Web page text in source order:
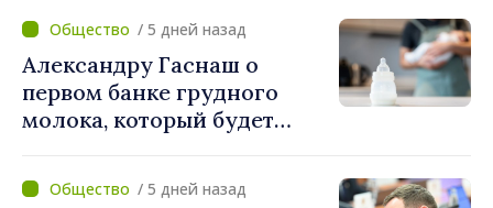
развития Республики
Молдова
/ 5 дней назад
Александру Гаснаш о
первом банке грудного
молока, который будет
и ребёнка: «Он может
спасти жизни»/ 5 дней назад